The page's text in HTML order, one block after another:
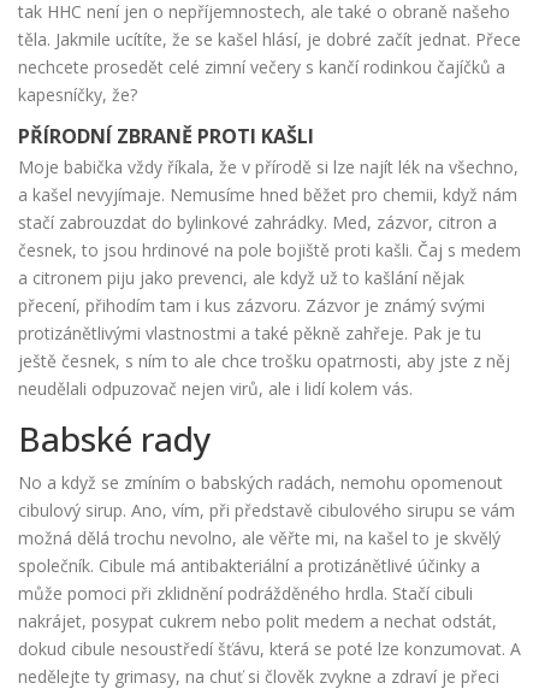
tak HHC není jen o nepříjemnostech, ale také o obraně našeho
těla. Jakmile ucítíte, že se kašel hlásí, je dobré začít jednat. Přece
nechcete prosedět celé zimní večery s kančí rodinkou čajíčků a
kapesníčky, že?
PŘÍRODNÍ ZBRANĚ PROTI KAŠLI
Moje babička vždy říkala, že v přírodě si lze najít lék na všechno,
a kašel nevyjímaje. Nemusíme hned běžet pro chemii, když nám
stačí zabrouzdat do bylinkové zahrádky. Med, zázvor, citron a
česnek, to jsou hrdinové na pole bojiště proti kašli. Čaj s medem
a citronem piju jako prevenci, ale když už to kašlání nějak
přecení, přihodím tam i kus zázvoru. Zázvor je známý svými
protizánětlivými vlastnostmi a také pěkně zahřeje. Pak je tu
ještě česnek, s ním to ale chce trošku opatrnosti, aby jste z něj
neudělali odpuzovač nejen virů, ale i lidí kolem vás.
Babské rady
No a když se zmíním o babských radách, nemohu opomenout
cibulový sirup. Ano, vím, při představě cibulového sirupu se vám
možná dělá trochu nevolno, ale věřte mi, na kašel to je skvělý
společník. Cibule má antibakteriální a protizánětlivé účinky a
může pomoci při zklidnění podrážděného hrdla. Stačí cibuli
nakrájet, posypat cukrem nebo polit medem a nechat odstát,
dokud cibule nesoustředí šťávu, která se poté lze konzumovat. A
nedělejte ty grimasy, na chuť si člověk zvykne a zdraví je přeci